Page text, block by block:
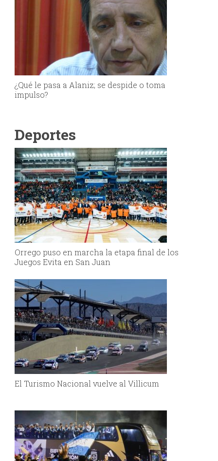
¿Qué le pasa a Alaniz; se despide o toma
impulso?
Deportes
Orrego puso en marcha la etapa final de los
Juegos Evita en San Juan
El Turismo Nacional vuelve al Villicum